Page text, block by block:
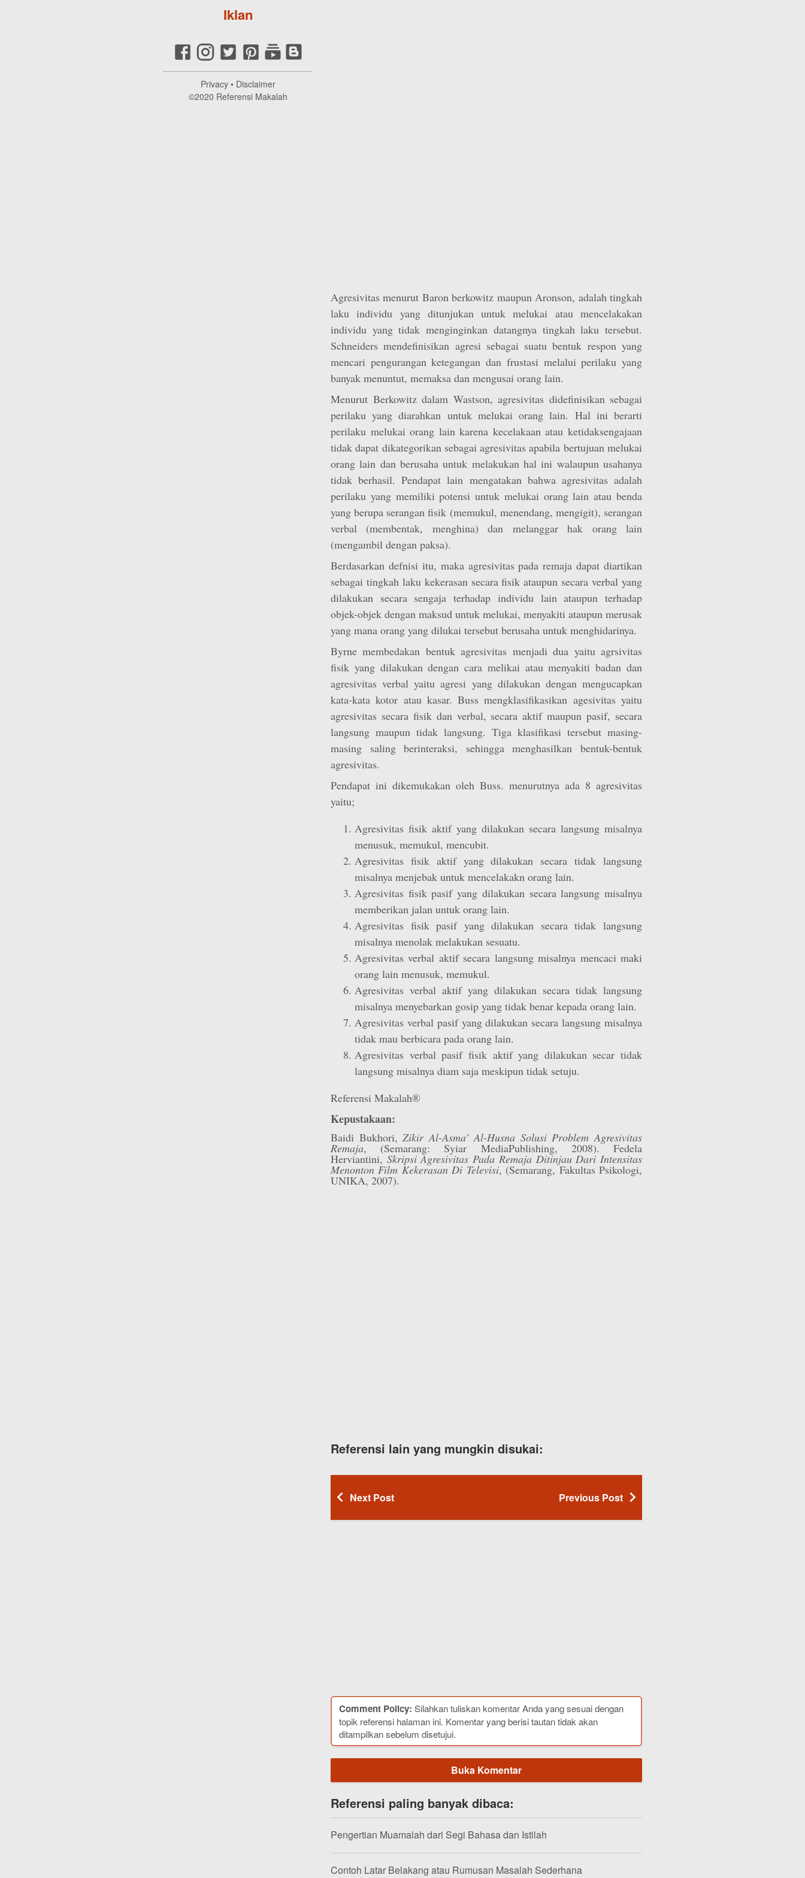
Iklan
Privacy• Disclaimer
©2020 Referensi Makalah
Agresivitas menurut Baron berkowitz maupun Aronson, adalah tingkah
laku individu yang ditunjukan untuk melukai atau mencelakakan
individu yang tidak menginginkan datangnya tingkah laku tersebut.
Schneiders mendefinisikan agresi sebagai suatu bentuk respon yang
mencari pengurangan ketegangan dan frustasi melalui perilaku yang
banyak menuntut, memaksa dan mengusai orang lain.
Menurut Berkowitz dalam Wastson, agresivitas didefinisikan sebagai
perilaku yang diarahkan untuk melukai orang lain. Hal ini berarti
perilaku melukai orang lain karena kecelakaan atau ketidaksengajaan
tidak dapat dikategorikan sebagai agresivitas apabila bertujuan melukai
orang lain dan berusaha untuk melakukan hal ini walaupun usahanya
tidak berhasil. Pendapat lain mengatakan bahwa agresivitas adalah
perilaku yang memiliki potensi untuk melukai orang lain atau benda
yang berupa serangan fisik (memukul, menendang, mengigit), serangan
verbal (membentak, menghina) dan melanggar hak orang lain
(mengambil dengan paksa).
Berdasarkan defnisi itu, maka agresivitas pada remaja dapat diartikan
sebagai tingkah laku kekerasan secara fisik ataupun secara verbal yang
dilakukan secara sengaja terhadap individu lain ataupun terhadap
objek-objek dengan maksud untuk melukai, menyakiti ataupun merusak
yang mana orang yang dilukai tersebut berusaha untuk menghidarinya.
Byrne membedakan bentuk agresivitas menjadi dua yaitu agrsivitas
fisik yang dilakukan dengan cara melikai atau menyakiti badan dan
agresivitas verbal yaitu agresi yang dilakukan dengan mengucapkan
kata-kata kotor atau kasar. Buss mengklasifikasikan agesivitas yaitu
agresivitas secara fisik dan verbal, secara aktif maupun pasif, secara
langsung maupun tidak langsung. Tiga klasifikasi tersebut masing-
masing saling berinteraksi, sehingga menghasilkan bentuk-bentuk
agresivitas.
Pendapat ini dikemukakan oleh Buss. menurutnya ada 8 agresivitas
yaitu;
Agresivitas fisik aktif yang dilakukan secara langsung misalnya
menusuk, memukul, mencubit.
Agresivitas fisik aktif yang dilakukan secara tidak langsung
misalnya menjebak untuk mencelakakn orang lain.
Agresivitas fisik pasif yang dilakukan secara langsung misalnya
memberikan jalan untuk orang lain.
Agresivitas fisik pasif yang dilakukan secara tidak langsung
misalnya menolak melakukan sesuatu.
Agresivitas verbal aktif secara langsung misalnya mencaci maki
orang lain menusuk, memukul.
Agresivitas verbal aktif yang dilakukan secara tidak langsung
misalnya menyebarkan gosip yang tidak benar kepada orang lain.
Agresivitas verbal pasif yang dilakukan secara langsung misalnya
tidak mau berbicara pada orang lain.
Agresivitas verbal pasif fisik aktif yang dilakukan secar tidak
langsung misalnya diam saja meskipun tidak setuju.
Referensi Makalah®
Kepustakaan:
Baidi Bukhori,Zikir Al-Asma’ Al-Husna Solusi Problem Agresivitas
Remaja, (Semarang: Syiar MediaPublishing, 2008). Fedela
Herviantini, Skripsi Agresivitas Pada Remaja Ditinjau Dari Intensitas
Menonton Film Kekerasan Di Televisi, (Semarang, Fakultas Psikologi,
UNIKA, 2007).
Referensi lain yang mungkin disukai:
Next Post Previous Post
Comment Policy: Silahkan tuliskan komentar Anda yang sesuai dengan
topik referensi halaman ini. Komentar yang berisi tautan tidak akan
ditampilkan sebelum disetujui.
Buka Komentar
Referensi paling banyak dibaca:
Pengertian Muamalah dari Segi Bahasa dan Istilah
Contoh Latar Belakang atau Rumusan Masalah Sederhana